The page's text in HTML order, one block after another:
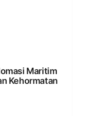
Maritim
Kehormatan